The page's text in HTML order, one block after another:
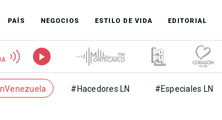
PAÍS NEGOCIOS ESTILO DE VIDA EDITORIAL
#Hacedores LN #Especiales LN